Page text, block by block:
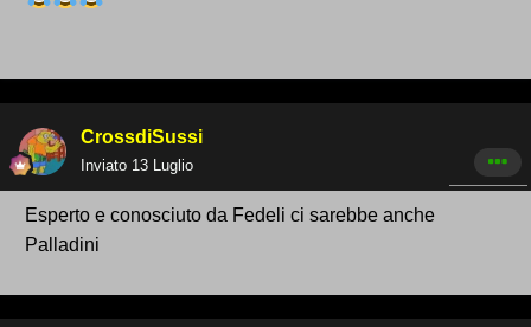
CrossdiSussi
Inviato 13 Luglio
Esperto e conosciuto da Fedeli ci sarebbe anche
Palladini